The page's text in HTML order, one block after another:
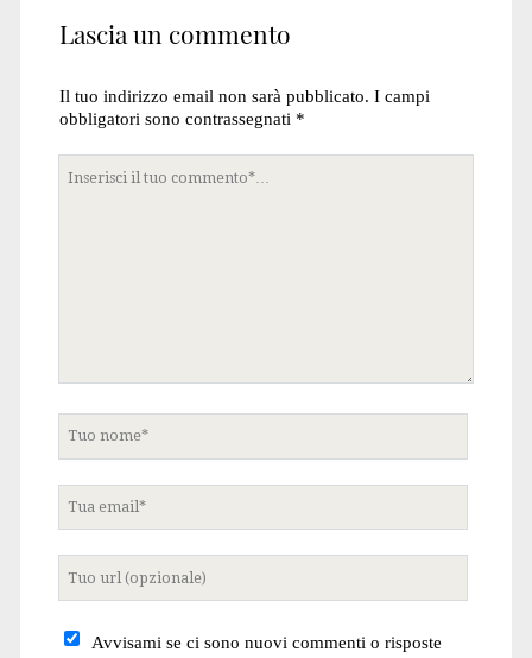
Lascia un commento
Il tuo indirizzo email non sarà pubblicato. I campi
obbligatori sono contrassegnati *
commento
nome
email
sito
Avvisami se ci sono nuovi commenti o risposte